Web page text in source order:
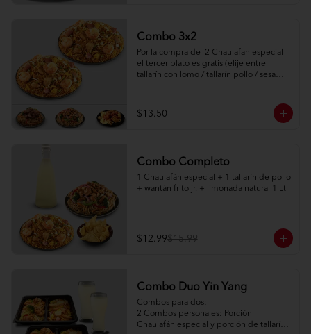
Combo 3x2
Por la compra de  2 Chaulafan especial
el tercer plato es gratis (elije entre
tallarín con lomo / tallarín pollo / sesame
$13.50
Combo Completo
1 Chaulafán especial + 1 tallarín de pollo
+ wantán frito jr. + limonada natural 1 Lt
$12.99$15.99
Combo Duo Yin Yang
Combos para dos:
2 Combos personales: Porción
Chaulafán especial y porción de tallarín